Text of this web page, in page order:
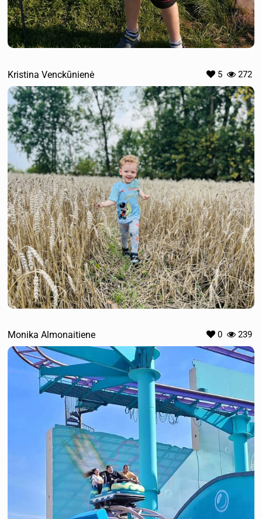
Kristina Venckūnienė 5 272
Monika Almonaitiene 0 239